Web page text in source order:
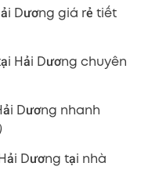
Dương giá rẻ tiết
Hải Dương chuyên
Dương nhanh
Dương tại nhà